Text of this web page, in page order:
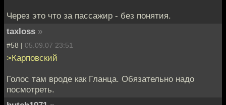
Через это что за пассажир - без понятия.
taxloss »
#58 | 05.09.07 23:51
>Карповский
Голос там вроде как Гланца. Обязательно надо
посмотреть.